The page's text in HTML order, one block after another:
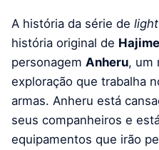
A história da série de
história original de
personagem Anheru, um
exploração que trabalha
armas. Anheru está
seus companheiros e
equipamentos que irão